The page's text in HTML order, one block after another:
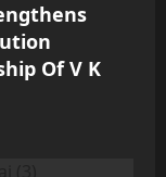
Of V K